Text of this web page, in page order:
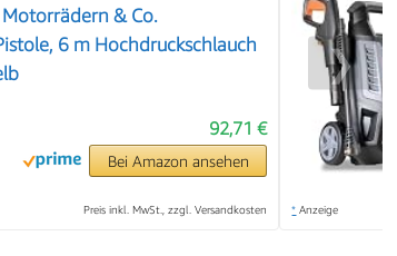
& Co.
6 m Hochdruckschlauch
92,71 €
Bei Amazon ansehen
Preis inkl. MwSt., zzgl. Versandkosten * Anzeige
❯